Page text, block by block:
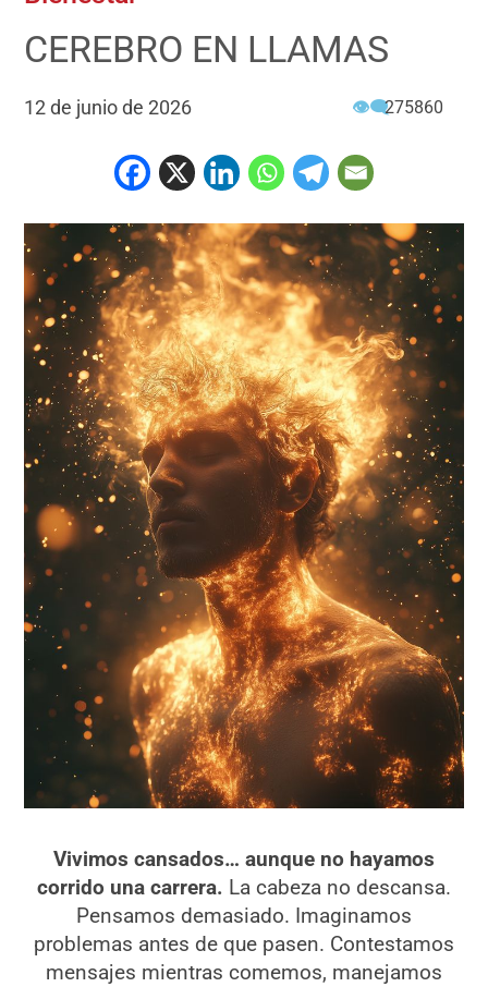
CEREBRO EN LLAMAS
12 de junio de 2026 👁‍🗨275860
Vivimos cansados… aunque no hayamos
corrido una carrera. La cabeza no descansa.
Pensamos demasiado. Imaginamos
problemas antes de que pasen. Contestamos
mensajes mientras comemos, manejamos